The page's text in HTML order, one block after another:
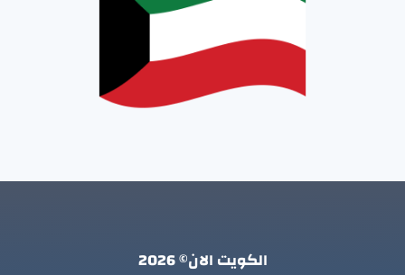
الكويت الان© 2026